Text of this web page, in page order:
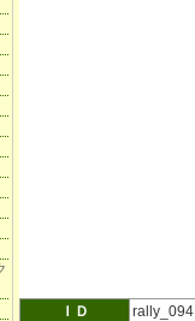
ＩＤ
rally_094